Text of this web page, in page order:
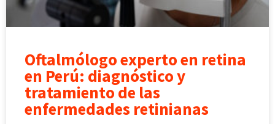
Oftalmólogo experto en retina
en Perú: diagnóstico y
tratamiento de las
enfermedades retinianas